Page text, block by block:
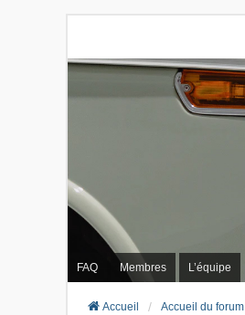
FAQ Membres L’équipe
Accueil Accueil du forum